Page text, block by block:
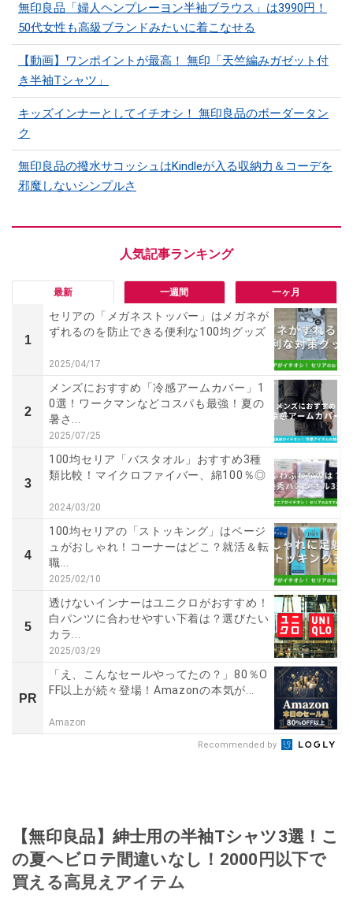
無印良品「婦人ヘンプレーヨン半袖ブラウス」は3990円！
50代女性も高級ブランドみたいに着こなせる
【動画】ワンポイントが最高！ 無印「天竺編みガゼット付
き半袖Tシャツ」
キッズインナーとしてイチオシ！ 無印良品のボーダータン
ク
無印良品の撥水サコッシュはKindleが入る収納力＆コーデを
邪魔しないシンプルさ
最新 一週間 一ヶ月
1
セリアの「メガネストッパー」はメガネが
ずれるのを防止できる便利な100均グッズ
2025/04/17
2
メンズにおすすめ「冷感アームカバー」1
0選！ワークマンなどコスパも最強！夏の
暑さ...
2025/07/25
3
100均セリア「バスタオル」おすすめ3種
類比較！マイクロファイバー、綿100％◎
2024/03/20
4
100均セリアの「ストッキング」はベージ
ュがおしゃれ！コーナーはどこ？就活＆転
職...
2025/02/10
5
透けないインナーはユニクロがおすすめ！
白パンツに合わせやすい下着は？選びたい
カラ...
2025/03/29
PR
「え、こんなセールやってたの？」80％O
FF以上が続々登場！Amazonの本気が...
Amazon
Recommended by
【無印良品】紳士用の半袖Tシャツ3選！こ
の夏ヘビロテ間違いなし！2000円以下で
買える高見えアイテム